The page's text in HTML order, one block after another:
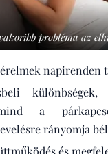
probléma az
napirenden
a
rányomja
és